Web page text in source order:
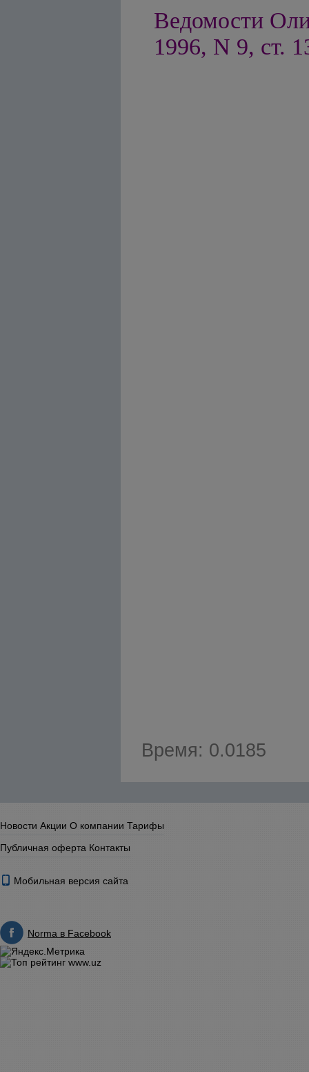
Ведомости
1996, N 9, ст.
Время: 0.0185
Новости Акции О компании Тарифы
Публичная оферта Контакты
Мобильная версия сайта
Norma в Facebook